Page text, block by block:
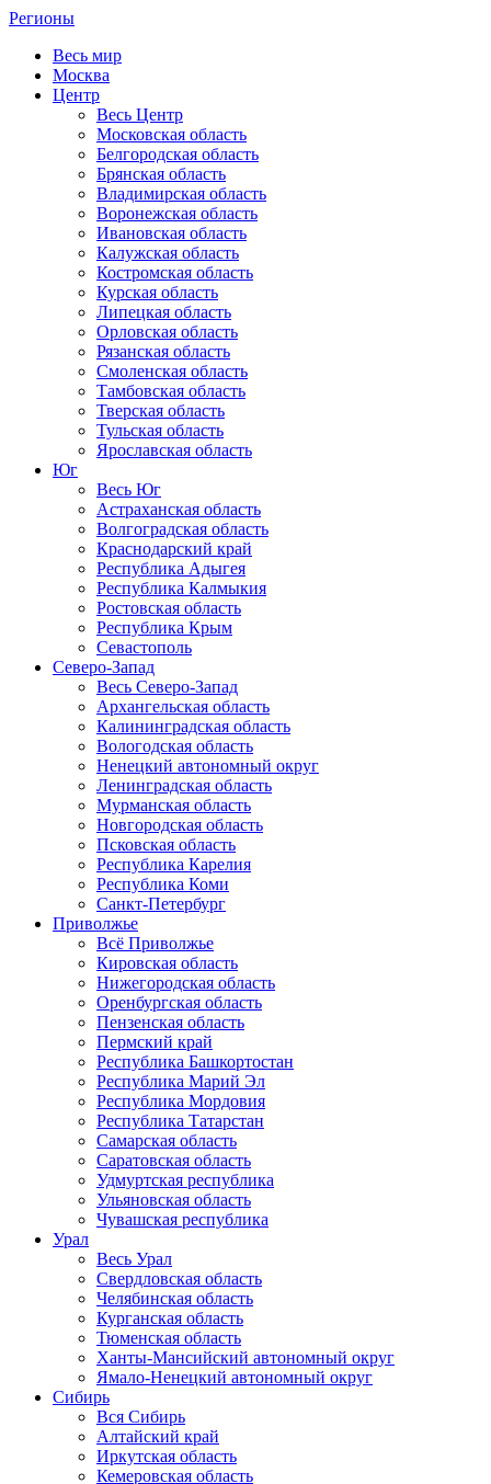
Регионы
Весь мир
Москва
Центр
Весь Центр
Московская область
Белгородская область
Брянская область
Владимирская область
Воронежская область
Ивановская область
Калужская область
Костромская область
Курская область
Липецкая область
Орловская область
Рязанская область
Смоленская область
Тамбовская область
Тверская область
Тульская область
Ярославская область
Юг
Весь Юг
Астраханская область
Волгоградская область
Краснодарский край
Республика Адыгея
Республика Калмыкия
Ростовская область
Республика Крым
Севастополь
Северо-Запад
Весь Северо-Запад
Архангельская область
Калининградская область
Вологодская область
Ненецкий автономный округ
Ленинградская область
Мурманская область
Новгородская область
Псковская область
Республика Карелия
Республика Коми
Санкт-Петербург
Приволжье
Всё Приволжье
Кировская область
Нижегородская область
Оренбургская область
Пензенская область
Пермский край
Республика Башкортостан
Республика Марий Эл
Республика Мордовия
Республика Татарстан
Самарская область
Саратовская область
Удмуртская республика
Ульяновская область
Чувашская республика
Урал
Весь Урал
Свердловская область
Челябинская область
Курганская область
Тюменская область
Ханты-Мансийский автономный округ
Ямало-Ненецкий автономный округ
Сибирь
Вся Сибирь
Алтайский край
Иркутская область
Кемеровская область